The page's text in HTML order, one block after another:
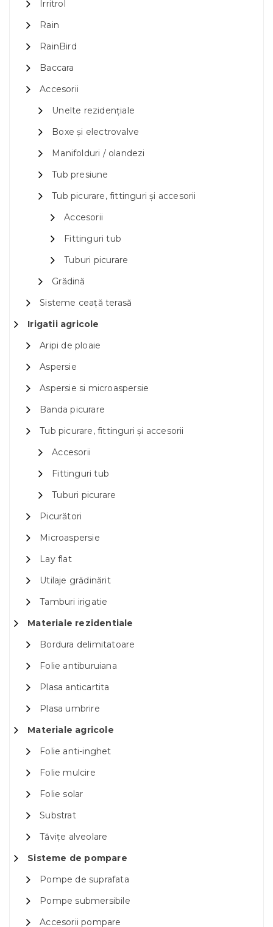
Irritrol
Rain
RainBird
Baccara
Accesorii
Unelte rezidențiale
Boxe și electrovalve
Manifolduri / olandezi
Tub presiune
Tub picurare, fittinguri și accesorii
Accesorii
Fittinguri tub
Tuburi picurare
Grădină
Sisteme ceață terasă
Irigatii agricole
Aripi de ploaie
Aspersie
Aspersie si microaspersie
Banda picurare
Tub picurare, fittinguri și accesorii
Accesorii
Fittinguri tub
Tuburi picurare
Picurători
Microaspersie
Lay flat
Utilaje grădinărit
Tamburi irigatie
Materiale rezidentiale
Bordura delimitatoare
Folie antiburuiana
Plasa anticartita
Plasa umbrire
Materiale agricole
Folie anti-inghet
Folie mulcire
Folie solar
Substrat
Tăvițe alveolare
Sisteme de pompare
Pompe de suprafata
Pompe submersibile
Accesorii pompare